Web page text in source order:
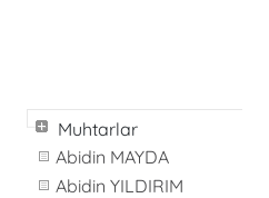
Muhtarlar
Abidin MAYDA
Abidin YILDIRIM